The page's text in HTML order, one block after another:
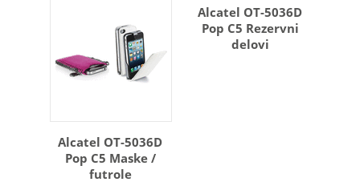
Alcatel OT-5036D
Pop C5 Maske /
futrole
Alcatel OT-5036D
Pop C5 Rezervni
delovi